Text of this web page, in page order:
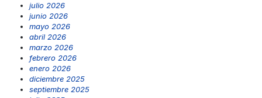
julio 2026
junio 2026
mayo 2026
abril 2026
marzo 2026
febrero 2026
enero 2026
diciembre 2025
septiembre 2025